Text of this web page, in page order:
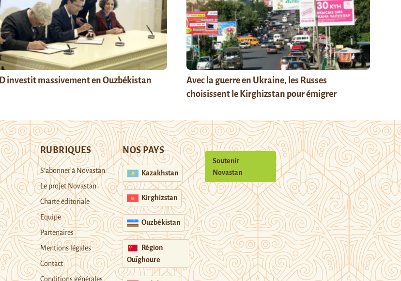
investit massivement en Ouzbékistan
Avec la guerre en Ukraine, les Russes
choisissent le Kirghizstan pour émigrer
RUBRIQUES
S’abonner à Novastan
Le projet Novastan
Charte éditoriale
Equipe
Partenaires
Mentions légales
Contact
Conditions générales
NOS PAYS
Kazakhstan
Kirghizstan
Ouzbékistan
Région
Ouïghoure
Soutenir
Novastan